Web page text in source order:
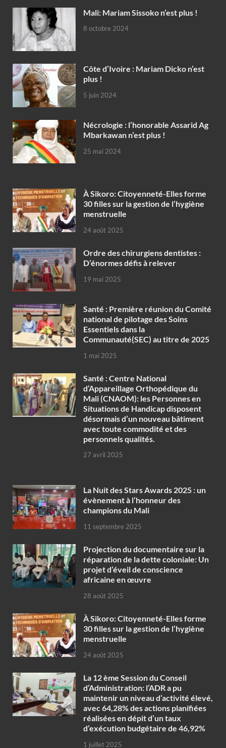
Mali: Mariam Sissoko n’est plus !
8 octobre 2024
Côte d’Ivoire : Mariam Dicko n’est
plus !
5 juin 2024
Nécrologie : l’honorable Assarid Ag
Mbarkawan n’est plus !
25 mai 2024
À Sikoro: Citoyenneté-Elles forme
30 filles sur la gestion de l’hygiène
menstruelle
24 août 2025
Ordre des chirurgiens dentistes :
D’énormes défis à relever
19 mai 2025
Santé : Première réunion du Comité
national de pilotage des Soins
Essentiels dans la
Communauté(SEC) au titre de 2025
1 mai 2025
Santé : Centre National
d’Appareillage Orthopédique du
Mali (CNAOM): les Personnes en
Situations de Handicap disposent
désormais d’un nouveau bâtiment
avec toute commodité et des
personnels qualités.
27 avril 2025
‎La Nuit des Stars Awards 2025 : un
évènement à l’honneur des
champions du Mali
11 septembre 2025
Projection du documentaire sur la
réparation de la dette coloniale: Un
projet d’éveil de conscience
africaine en œuvre‎
28 août 2025
À Sikoro: Citoyenneté-Elles forme
30 filles sur la gestion de l’hygiène
menstruelle
24 août 2025
La 12 ème Session du Conseil
d’Administration: l’ADR a pu
maintenir un niveau d’activité élevé,
avec 64,28% des actions planifiées
réalisées en dépit d’un taux
d’exécution budgétaire de 46,92%
1 juillet 2025